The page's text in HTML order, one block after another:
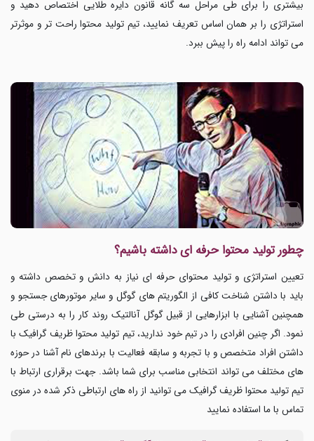
بیشتری را برای طی مراحل سه گانه قانون دایره طلایی اختصاص دهید و
استراتژی را بر همان اساس تعریف نمایید، تیم تولید محتوا راحت تر و موثرتر
می تواند ادامه راه را پیش ببرد.
چطور تولید محتوا حرفه ای داشته باشیم؟
تعیین استراتژی و تولید محتوای حرفه ای نیاز به دانش و تخصص داشته و
باید با داشتن شناخت کافی از الگوریتم های گوگل و سایر موتورهای جستجو و
همچنین آشنایی با ابزارهایی از قبیل گوگل آنالتیک روند کار را به درستی طی
نمود. اگر چنین افرادی را در تیم خود ندارید، تیم تولید محتوا ظریف گرافیک با
داشتن افراد متخصص و با تجربه و سابقه فعالیت با برندهای نام آشنا در حوزه
های مختلف می تواند انتخابی مناسب برای شما باشد. جهت برقراری ارتباط با
تیم تولید محتوا ظریف گرافیک می توانید از راه های ارتباطی ذکر شده در منوی
تماس با ما استفاده نمایید